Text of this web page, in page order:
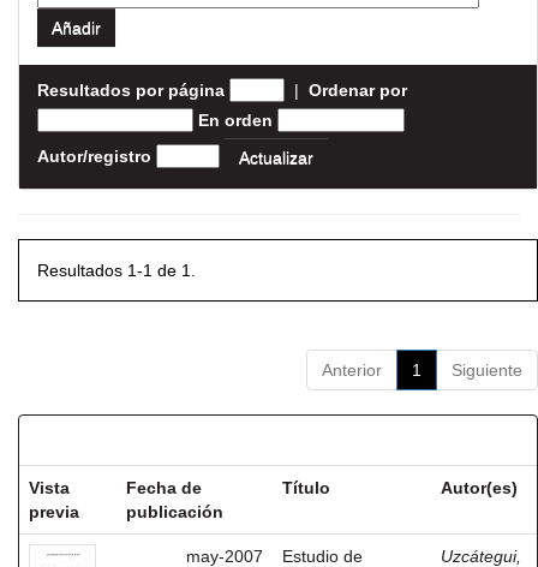
Resultados por página | Ordenar por
En orden
Autor/registro
Resultados 1-1 de 1.
Anterior 1 Siguiente
Vista
previa
Fecha de
publicación
Título Autor(es)
may-2007
Estudio de
Uzcátegui,